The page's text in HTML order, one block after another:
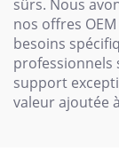
sûrs. Nous
nos offres
besoins
professionnels
support
valeur ajoutée